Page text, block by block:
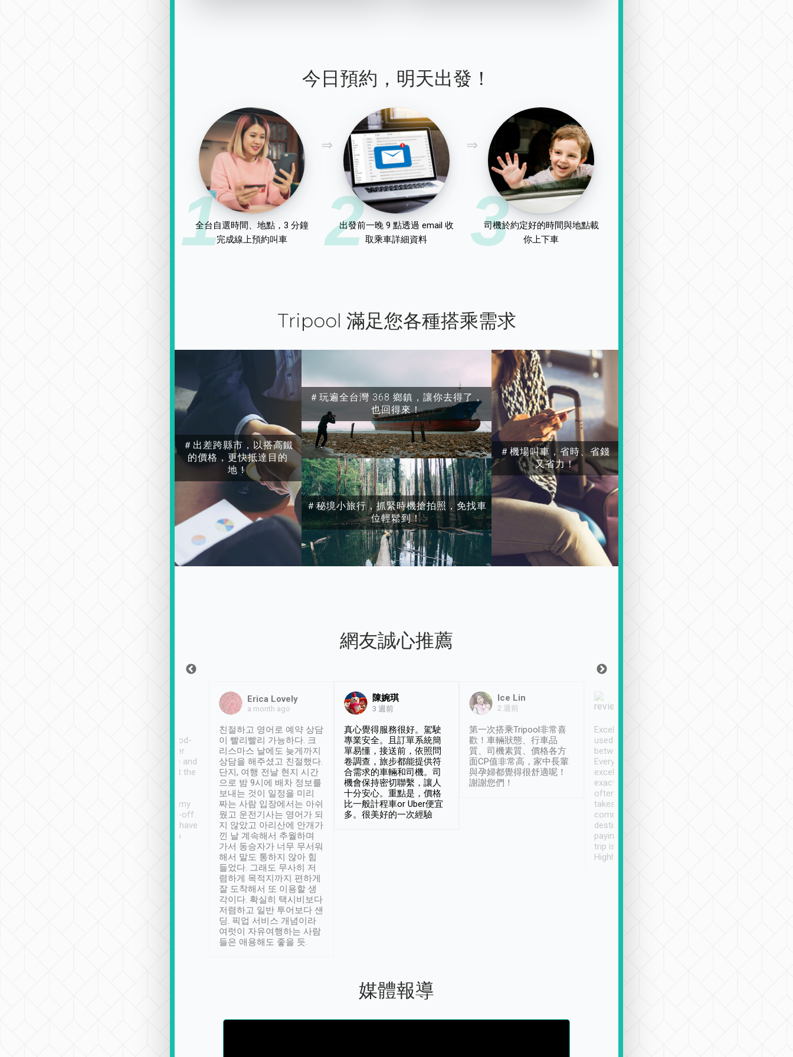
今日預約，明天出發！
1
全台自選時間、地點，3 分鐘
完成線上預約叫車
2
出發前一晚 9 點透過 email 收
取乘車詳細資料
3
司機於約定好的時間與地點載
你上下車
Tripool 滿足您各種搭乘需求
＃出差跨縣市，以搭高鐵
的價格，更快抵達目的
地！
＃玩遍全台灣 368 鄉鎮，讓你去得了，
也回得來！
＃秘境小旅行，抓緊時機搶拍照，免找車
位輕鬆到！
＃機場叫車，省時、省錢
又省力！
網友誠心推薦
service, vehicles in good-
condition and the driver
service was awesome and
thoughtful. Driver went the
have safely arrived at my
destination after drop-off.
Definitely something I have
not seen elsewhere 👍
Erica Lovely
a month ago
친절하고 영어로 예약 상담
이 빨리빨리 가능하다. 크
리스마스 날에도 늦게까지
상담을 해주셨고 친절했다.
단지, 여행 전날 현지 시간
으로 밤 9시에 배차 정보를
보내는 것이 일정을 미리
짜는 사람 입장에서는 아쉬
웠고 운전기사는 영어가 되
지 않았고 아리산에 안개가
낀 날 계속해서 추월하며
가서 동승자가 너무 무서워
해서 말도 통하지 않아 힘
들었다. 그래도 무사히 저
렴하게 목적지까지 편하게
잘 도착해서 또 이용할 생
각이다. 확실히 택시비보다
저렴하고 일반 투어보다 샌
딩. 픽업 서비스 개념이라
여럿이 자유여행하는 사람
들은 애용해도 좋을 듯.
陳婉琪
3 週前
真心覺得服務很好。駕駛
專業安全。且訂單系統簡
單易懂，接送前，依照問
卷調查，旅步都能提供符
合需求的車輛和司機。司
機會保持密切聯繫，讓人
十分安心。重點是，價格
比一般計程車or Uber便宜
多。很美好的一次經驗
Ice Lin
2 週前
第一次搭乘Tripool非常喜
歡！車輛狀態、行車品
質、司機素質、價格各方
面CP值非常高，家中長輩
與孕婦都覺得很舒適呢！
謝謝您們！
Excellent service. We have
used Tripool to travel
between cities in Taiwan.
Every driver has been
excellent and arrives
exactly on time. As there is
often limited English it
takes the difficulty out of
communicating the
destination details and
paying online prior to the
trip is very convenient.
Highly recommended
媒體報導